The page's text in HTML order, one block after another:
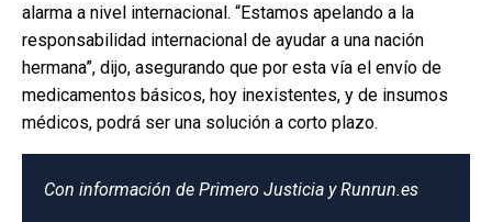
alarma a nivel internacional. “Estamos apelando a la
responsabilidad internacional de ayudar a una nación
hermana”, dijo, asegurando que por esta vía el envío de
medicamentos básicos, hoy inexistentes, y de insumos
médicos, podrá ser una solución a corto plazo.
Con información de Primero Justicia y Runrun.es